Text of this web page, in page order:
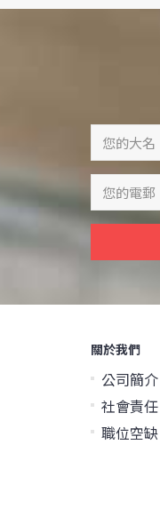
關於我們
公司簡介
社會責任
職位空缺